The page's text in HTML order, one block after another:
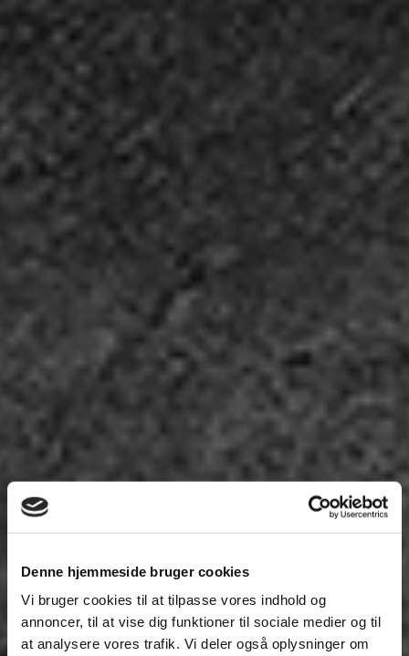
Denne hjemmeside bruger cookies
Vi bruger cookies til at tilpasse vores indhold og
annoncer, til at vise dig funktioner til sociale medier og til
at analysere vores trafik. Vi deler også oplysninger om